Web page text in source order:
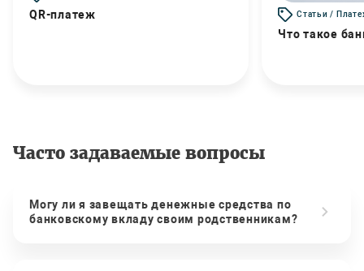
QR-платеж Статьи /
Что такое
Часто задаваемые вопросы
Могу ли я завещать денежные средства по
банковскому вкладу своим родственникам?